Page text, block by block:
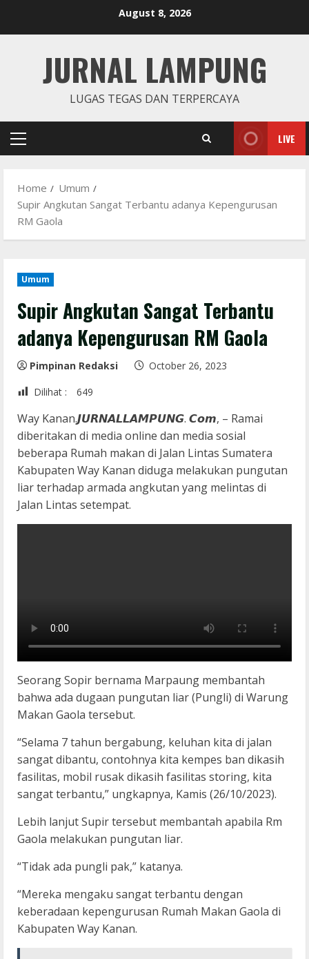
August 8, 2026
JURNAL LAMPUNG
LUGAS TEGAS DAN TERPERCAYA
Primary
LIVE
Home
Umum
Supir Angkutan Sangat Terbantu adanya Kepengurusan
RM Gaola
Umum
Supir Angkutan Sangat Terbantu
adanya Kepengurusan RM Gaola
Pimpinan Redaksi
October 26, 2023
Dilihat :
649
Way Kanan.𝙅𝙐𝙍𝙉𝘼𝙇𝙇𝘼𝙈𝙋𝙐𝙉𝙂. 𝘾𝙤𝙢, – Ramai
diberitakan di media online dan media sosial
beberapa Rumah makan di Jalan Lintas Sumatera
Kabupaten Way Kanan diduga melakukan pungutan
liar terhadap armada angkutan yang melintas di
Jalan Lintas setempat.
Seorang Sopir bernama Marpaung membantah
bahwa ada dugaan pungutan liar (Pungli) di Warung
Makan Gaola tersebut.
“Selama 7 tahun bergabung, keluhan kita di jalan
sangat dibantu, contohnya kita kempes ban dikasih
fasilitas, mobil rusak dikasih fasilitas storing, kita
sangat terbantu,” ungkapnya, Kamis (26/10/2023).
Lebih lanjut Supir tersebut membantah apabila Rm
Gaola melakukan pungutan liar.
“Tidak ada pungli pak,” katanya.
“Mereka mengaku sangat terbantu dengan
keberadaan kepengurusan Rumah Makan Gaola di
Kabupaten Way Kanan.